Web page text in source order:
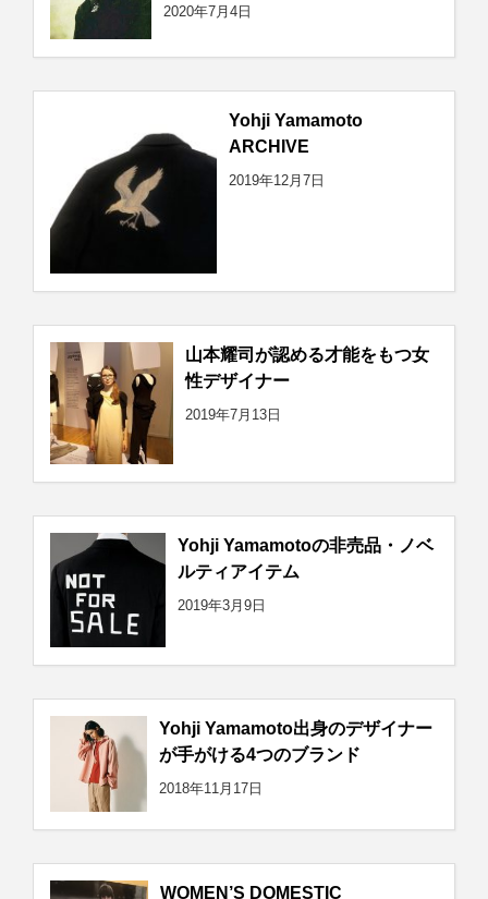
2020年7月4日
Yohji Yamamoto
ARCHIVE
2019年12月7日
山本耀司が認める才能をもつ女
性デザイナー
2019年7月13日
Yohji Yamamotoの非売品・ノベ
ルティアイテム
2019年3月9日
Yohji Yamamoto出身のデザイナー
が手がける4つのブランド
2018年11月17日
WOMEN’S DOMESTIC